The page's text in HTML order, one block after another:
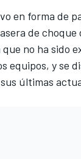
en forma de
de choque
que no ha sido
equipos, y se
sus últimas